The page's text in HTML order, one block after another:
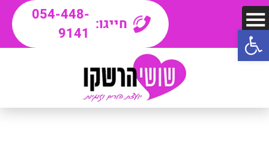
פתח סרגל נגישות חייגו: 054-448-
9141